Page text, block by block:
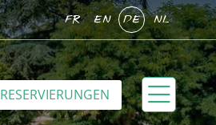
FR EN DE NL
RESERVIERUNGEN